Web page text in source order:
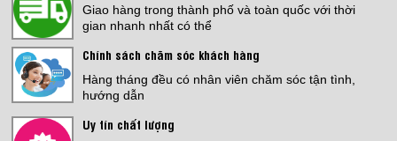
KOVA MATIC KL5 25KG
Giá: 1,700,000 đ
Giá:Liên hệ
Giao hàng trong thành phố và toàn quốc với thời
gian nhanh nhất có thể
Chính sách chăm sóc khách hàng
Hàng tháng đều có nhân viên chăm sóc tận tình,
hướng dẫn
Uy tín chất lượng